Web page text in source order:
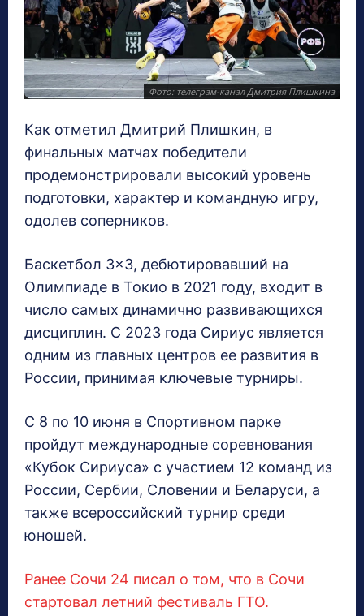
Фото: телеграм-канал Дмитрия Плишкина
Как отметил Дмитрий Плишкин, в
финальных матчах победители
продемонстрировали высокий уровень
подготовки, характер и командную игру,
одолев соперников.
Баскетбол 3×3, дебютировавший на
Олимпиаде в Токио в 2021 году, входит в
число самых динамично развивающихся
дисциплин. С 2023 года Сириус является
одним из главных центров ее развития в
России, принимая ключевые турниры.
С 8 по 10 июня в Спортивном парке
пройдут международные соревнования
«Кубок Сириуса» с участием 12 команд из
России, Сербии, Словении и Беларуси, а
также всероссийский турнир среди
юношей.
Ранее Сочи 24 писал о том, что в Сочи
стартовал летний фестиваль ГТО.